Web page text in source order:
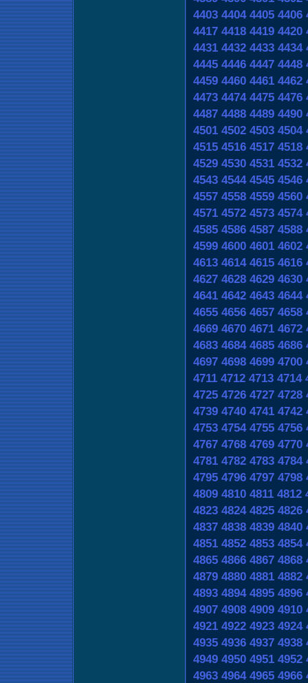
4403 4404 4405 4406
4417 4418 4419 4420
4431 4432 4433 4434
4445 4446 4447 4448
4459 4460 4461 4462
4473 4474 4475 4476
4487 4488 4489 4490
4501 4502 4503 4504
4515 4516 4517 4518
4529 4530 4531 4532
4543 4544 4545 4546
4557 4558 4559 4560
4571 4572 4573 4574
4585 4586 4587 4588
4599 4600 4601 4602
4613 4614 4615 4616
4627 4628 4629 4630
4641 4642 4643 4644
4655 4656 4657 4658
4669 4670 4671 4672
4683 4684 4685 4686
4697 4698 4699 4700
4711 4712 4713 4714
4725 4726 4727 4728
4739 4740 4741 4742
4753 4754 4755 4756
4767 4768 4769 4770
4781 4782 4783 4784
4795 4796 4797 4798
4809 4810 4811 4812
4823 4824 4825 4826
4837 4838 4839 4840
4851 4852 4853 4854
4865 4866 4867 4868
4879 4880 4881 4882
4893 4894 4895 4896
4907 4908 4909 4910
4921 4922 4923 4924
4935 4936 4937 4938
4949 4950 4951 4952
4963 4964 4965 4966